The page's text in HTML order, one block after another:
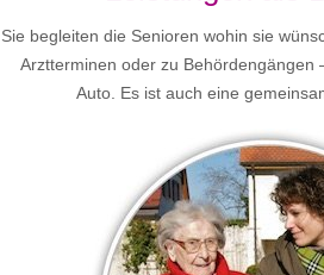
Sie begleiten die Senioren wohin sie
Arztterminen oder zu Behördengängen
Auto. Es ist auch eine